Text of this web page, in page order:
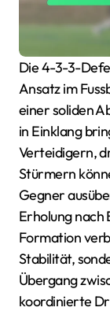
Die 4-3-3-Defensivformation ist ein taktischer
Ansatz im
einer soliden
in Einklang
Verteidigern,
Stürmern
Gegner
Erholung nach
Formation
Stabilität,
Übergang
koordinierte